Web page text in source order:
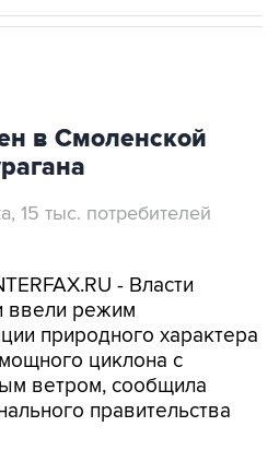
в Смоленской
15 тыс. потребителей
- Власти
ввели режим
природного характера
циклона с
ветром, сообщила
правительства